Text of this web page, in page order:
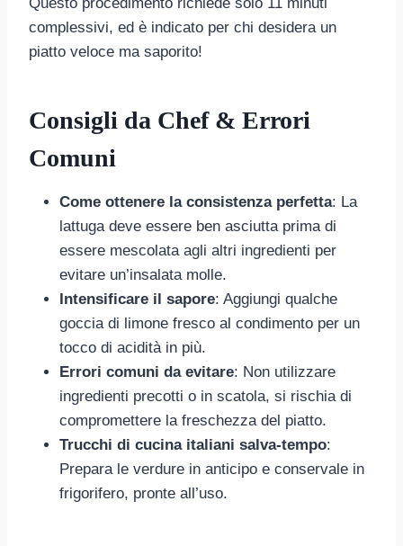
complessivi, ed è indicato per chi desidera un
piatto veloce ma saporito!
Consigli da Chef & Errori
Comuni
Come ottenere la consistenza perfetta: La
lattuga deve essere ben asciutta prima di
essere mescolata agli altri ingredienti per
evitare un’insalata molle.
Intensificare il sapore: Aggiungi qualche
goccia di limone fresco al condimento per un
tocco di acidità in più.
Errori comuni da evitare: Non utilizzare
ingredienti precotti o in scatola, si rischia di
compromettere la freschezza del piatto.
Trucchi di cucina italiani salva-tempo:
Prepara le verdure in anticipo e conservale in
frigorifero, pronte all’uso.